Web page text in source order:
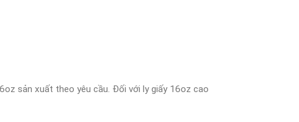
sản xuất theo yêu cầu. Đối với ly giấy 16oz cao